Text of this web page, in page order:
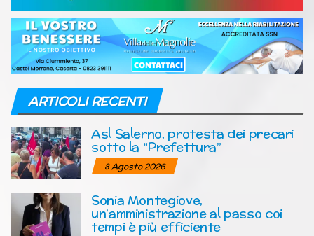
ARTICOLI RECENTI
Asl Salerno, protesta dei precari
sotto la “Prefettura”
8 Agosto 2026
Sonia Montegiove,
un’amministrazione al passo coi
tempi è più efficiente